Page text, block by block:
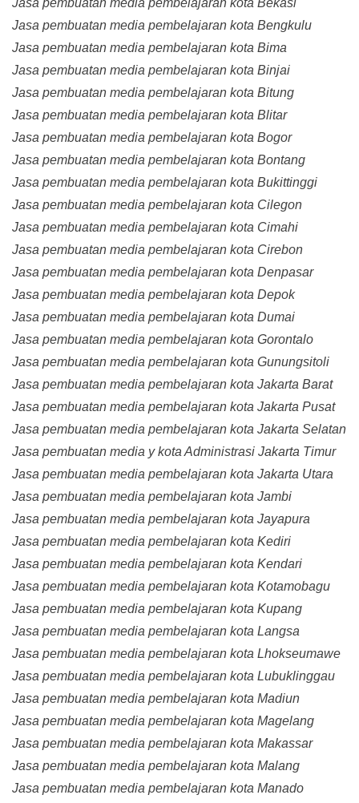
Jasa pembuatan media pembelajaran kota Bekasi
Jasa pembuatan media pembelajaran kota Bengkulu
Jasa pembuatan media pembelajaran kota Bima
Jasa pembuatan media pembelajaran kota Binjai
Jasa pembuatan media pembelajaran kota Bitung
Jasa pembuatan media pembelajaran kota Blitar
Jasa pembuatan media pembelajaran kota Bogor
Jasa pembuatan media pembelajaran kota Bontang
Jasa pembuatan media pembelajaran kota Bukittinggi
Jasa pembuatan media pembelajaran kota Cilegon
Jasa pembuatan media pembelajaran kota Cimahi
Jasa pembuatan media pembelajaran kota Cirebon
Jasa pembuatan media pembelajaran kota Denpasar
Jasa pembuatan media pembelajaran kota Depok
Jasa pembuatan media pembelajaran kota Dumai
Jasa pembuatan media pembelajaran kota Gorontalo
Jasa pembuatan media pembelajaran kota Gunungsitoli
Jasa pembuatan media pembelajaran kota Jakarta Barat
Jasa pembuatan media pembelajaran kota Jakarta Pusat
Jasa pembuatan media pembelajaran kota Jakarta Selatan
Jasa pembuatan media y kota Administrasi Jakarta Timur
Jasa pembuatan media pembelajaran kota Jakarta Utara
Jasa pembuatan media pembelajaran kota Jambi
Jasa pembuatan media pembelajaran kota Jayapura
Jasa pembuatan media pembelajaran kota Kediri
Jasa pembuatan media pembelajaran kota Kendari
Jasa pembuatan media pembelajaran kota Kotamobagu
Jasa pembuatan media pembelajaran kota Kupang
Jasa pembuatan media pembelajaran kota Langsa
Jasa pembuatan media pembelajaran kota Lhokseumawe
Jasa pembuatan media pembelajaran kota Lubuklinggau
Jasa pembuatan media pembelajaran kota Madiun
Jasa pembuatan media pembelajaran kota Magelang
Jasa pembuatan media pembelajaran kota Makassar
Jasa pembuatan media pembelajaran kota Malang
Jasa pembuatan media pembelajaran kota Manado